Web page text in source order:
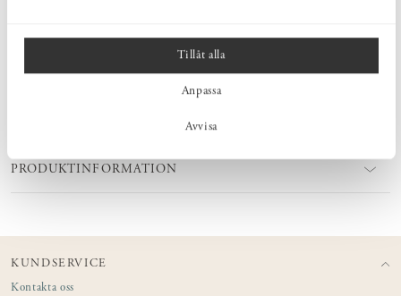
Tillåt alla
Anpassa
Avvisa
PRODUKTINFORMATION
KUNDSERVICE
Kontakta oss